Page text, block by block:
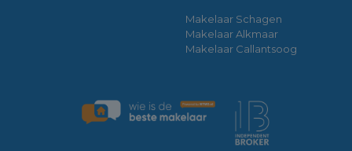
Makelaar Schagen
Makelaar Alkmaar
Makelaar Callantsoog